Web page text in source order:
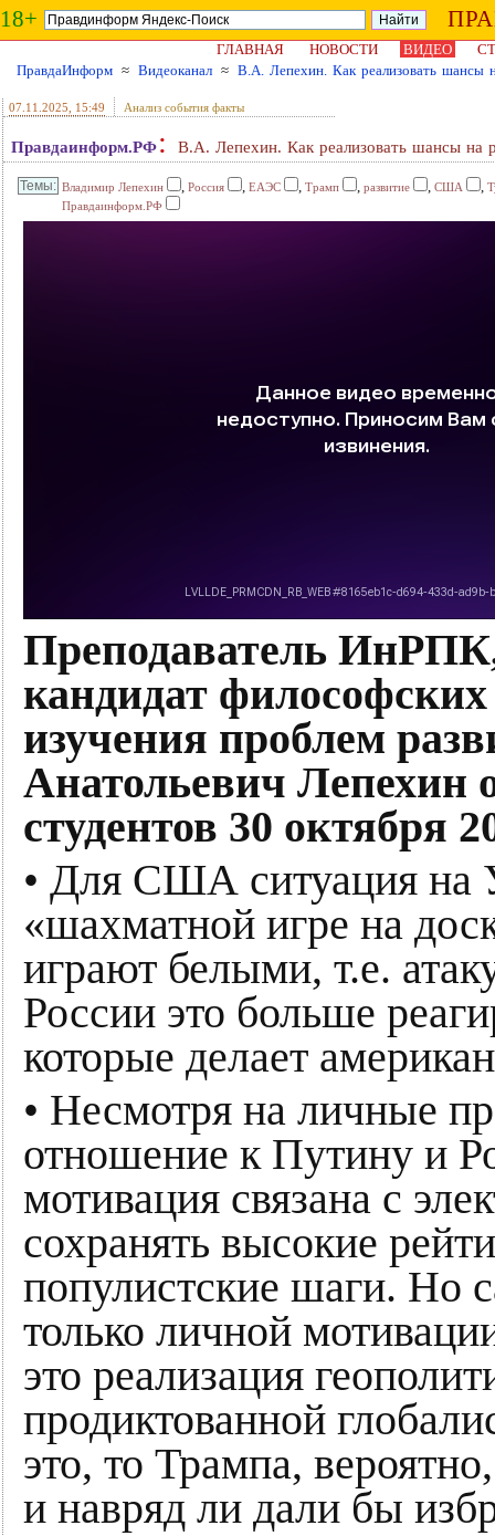
18+
ГЛАВНАЯ НОВОСТИ ВИДЕО
ПравдаИнформ ≈ Видеоканал ≈ В.А. Лепехин. Как реализовать шансы
07.11.2025 , 15:49 Анализ события факты
Правдаинформ.РФ: В.А. Лепехин. Как реализовать шансы на
Владимир Лепехин , Россия , ЕАЭС , Трамп , развитие , США ,
Правдаинформ.РФ
Преподаватель ИнРПК,
кандидат
изучения проблем
Анатольевич Лепехин
студентов 30 октября
• Для США ситуация на
«шахматной игре на
играют белыми, т.е.
России это больше
которые делает
• Несмотря на личные
отношение к Путину и
мотивация связана с
сохранять высокие
популистские шаги. Но
только личной
это реализация
продиктованной
это, то Трампа,
и навряд ли дали бы